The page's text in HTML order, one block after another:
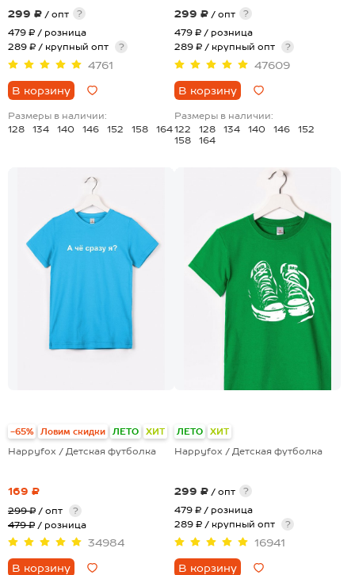
299 ₽ / опт
?
479 ₽ / розница
289 ₽ / крупный опт
?
4761
В корзину
Размеры в наличии:
128
134 140 146 152 158 164
299 ₽ / опт
?
479 ₽ / розница
289 ₽ / крупный опт
?
47609
В корзину
Размеры в наличии:
122
128 134 140 146
152
158
164
-65% Ловим скидки ЛЕТО ХИТ
Happyfox / Детская футболка
169 ₽
299 ₽ / опт
?
479 ₽ / розница
34984
В корзину
ЛЕТО ХИТ
Happyfox / Детская футболка
299 ₽ / опт
?
479 ₽ / розница
289 ₽ / крупный опт
?
16941
В корзину